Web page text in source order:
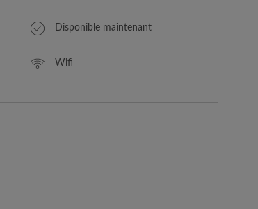
Disponible maintenant
Wifi